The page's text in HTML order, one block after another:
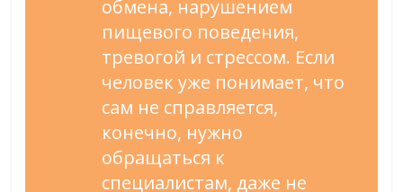
обмена, нарушением
пищевого поведения,
тревогой и стрессом. Если
человек уже понимает, что
сам не справляется,
конечно, нужно
обращаться к
специалистам, даже не